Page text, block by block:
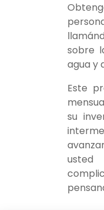
sobre
agua y
Este
su